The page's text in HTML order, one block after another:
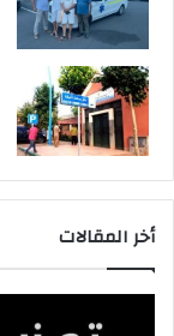
أخر المقالات